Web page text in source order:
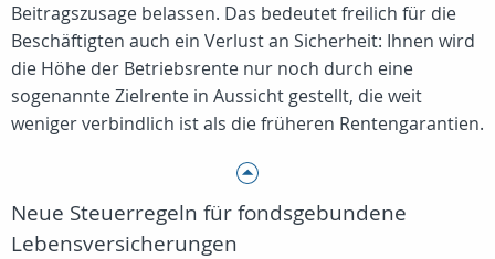
Beitragszusage belassen. Das bedeutet freilich für die
Beschäftigten auch ein Verlust an Sicherheit: Ihnen wird
die Höhe der Betriebsrente nur noch durch eine
sogenannte Zielrente in Aussicht gestellt, die weit
weniger verbindlich ist als die früheren Rentengarantien.
Neue Steuerregeln für fondsgebundene
Lebensversicherungen